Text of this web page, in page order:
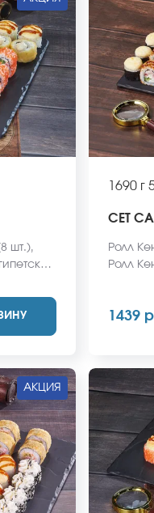
шт.),
от
1690 г
СЕТ
Ролл
Ролл
сыром
1439
АКЦИЯ